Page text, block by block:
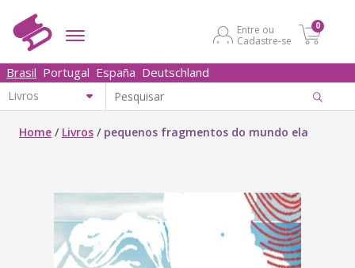
Entre ou
Cadastre-se
0
Brasil Portugal España Deutschland
Home / Livros / pequenos fragmentos do mundo ela